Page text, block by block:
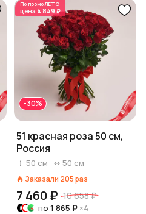
По промоЛЕТО
цена 4 849 ₽
-30%
51 красная роза 50 см,
Россия
50 см 50 см
Заказали 205раз
7 460 ₽ 10 658 ₽
по 1 865 ₽ ×4